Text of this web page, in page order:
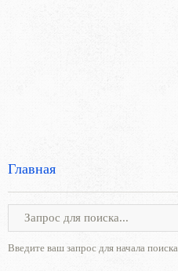
Главная
Введите ваш запрос для начала поиска.